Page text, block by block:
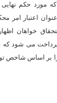
مورد حکم نهایی
اعتبار امر
خواهان
پرداخت می شود
بر اساس شاخص